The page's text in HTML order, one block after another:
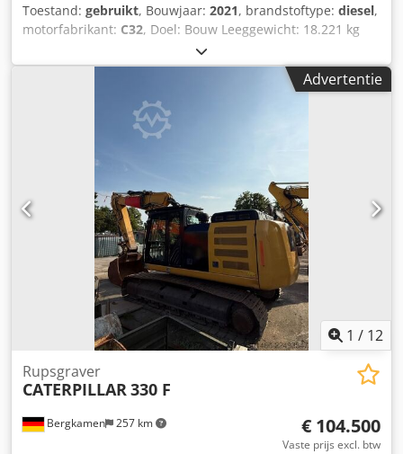
Toestand: gebruikt, Bouwjaar: 2021, brandstoftype: diesel,
motorfabrikant: C32, Doel: Bouw Leeggewicht: 18.221 kg
Generatorvermogen: 1.100 kVA Transportafmetingen (L x B
x H): 20 ft HC-container Voor meer informatie kunt u
contact opnemen met de afdeling Verkoop. Meer dan 85
jaar verkoopervaring in Nederland. Een team van experts
dat op zoek is naar individuele oplossingen voor uw
behoeften. 1000 uur of 1 jaar garantie: optimale veiligheid.
24 uur per dag, zeven dagen per week beschikbaar. Snelle
service. Grote voorraad, direct leverbaar. Cjdpjvyn A Uefx
Alyjrf
Advertentie
1 / 12
Bergkamen 257 km
Rupsgraver
CATERPILLAR330 F
€ 104.500
Vaste prijs excl. btw